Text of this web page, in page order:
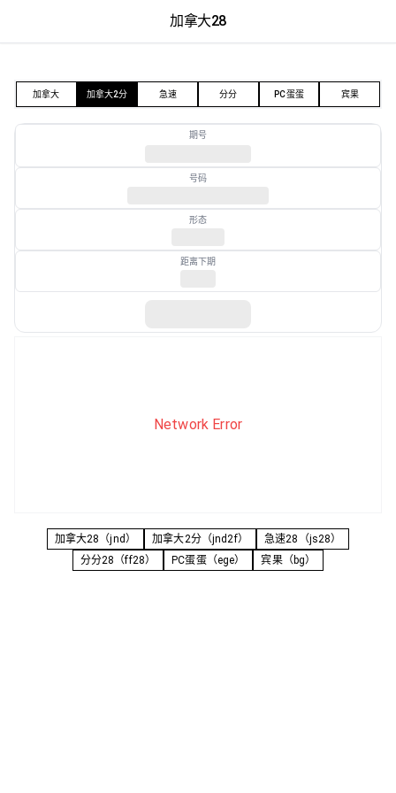
加拿大28
加拿大 加拿大2分 急速 分分 PC蛋蛋 宾果
期号
号码
形态
距离下期
Network Error
加拿大28（jnd） 加拿大2分（jnd2f）
急速28（js28）
分分28（ff28）
PC蛋蛋（ege） 宾果（bg）